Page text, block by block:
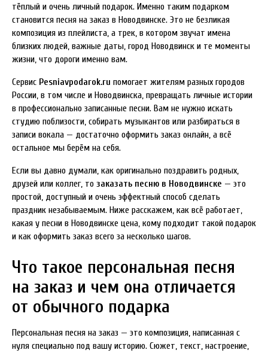
тёплый и очень личный подарок. Именно таким подарком
становится песня на заказ в Новодвинске. Это не безликая
композиция из плейлиста, а трек, в котором звучат имена
близких людей, важные даты, город Новодвинск и те моменты
жизни, что дороги именно вам.
Сервис Pesniavpodarok.ru помогает жителям разных городов
России, в том числе и Новодвинска, превращать личные истории
в профессионально записанные песни. Вам не нужно искать
студию поблизости, собирать музыкантов или разбираться в
записи вокала — достаточно оформить заказ онлайн, а всё
остальное мы берём на себя.
Если вы давно думали, как оригинально поздравить родных,
друзей или коллег, то заказать песню в Новодвинске — это
простой, доступный и очень эффектный способ сделать
праздник незабываемым. Ниже расскажем, как всё работает,
какая у песни в Новодвинске цена, кому подходит такой подарок
и как оформить заказ всего за несколько шагов.
Что такое персональная песня
на заказ и чем она отличается
от обычного подарка
Персональная песня на заказ — это композиция, написанная с
нуля специально под вашу историю. Сюжет, текст, настроение,